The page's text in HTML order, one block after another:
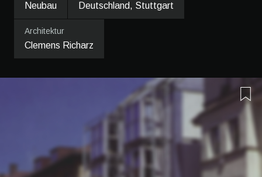
Neubau Deutschland, Stuttgart
Architektur
Clemens Richarz